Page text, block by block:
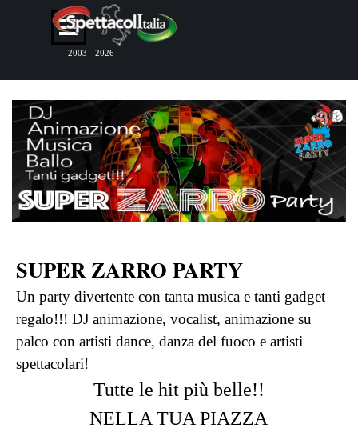
Vai ai contenuti
Salta menù
2003 - 2026
SUPER ZARRO PARTY
Un party divertente con tanta musica e tanti gadget
regalo!!! DJ animazione, vocalist, animazione su
palco con artisti dance, danza del fuoco e artisti
spettacolari!
Tutte le hit più belle!!
NELLA TUA PIAZZA